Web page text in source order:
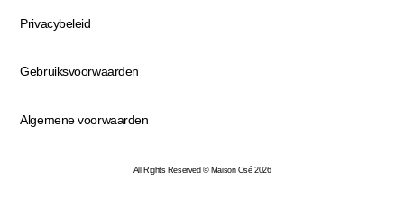
Privacybeleid
Gebruiksvoorwaarden
Algemene voorwaarden
All Rights Reserved © Maison Osé 2026